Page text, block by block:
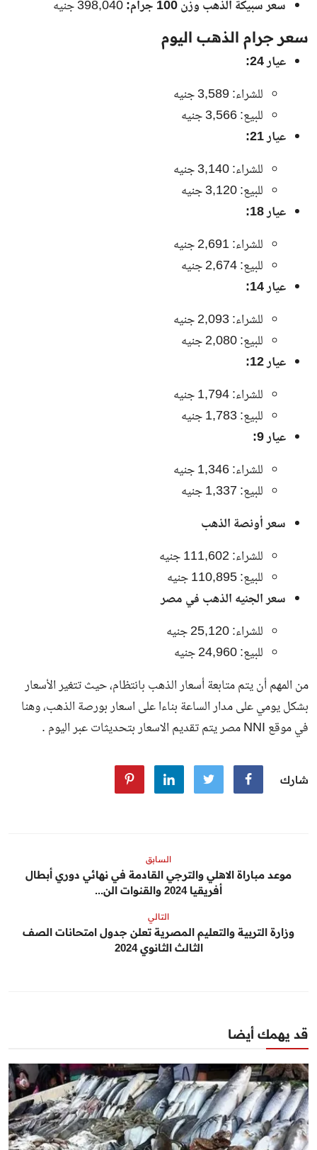
سعر سبيكة الذهب وزن 100 جرام:
سعر جرام الذهب اليوم
عيار 24:
للشراء: 3,589 جنيه
للبيع: 3,566 جنيه
عيار 21:
للشراء: 3,140 جنيه
للبيع: 3,120 جنيه
عيار 18:
للشراء: 2,691 جنيه
للبيع: 2,674 جنيه
عيار 14:
للشراء: 2,093 جنيه
للبيع: 2,080 جنيه
عيار 12:
للشراء: 1,794 جنيه
للبيع: 1,783 جنيه
عيار 9:
للشراء: 1,346 جنيه
للبيع: 1,337 جنيه
سعر أونصة الذهب
للشراء: 111,602 جنيه
للبيع: 110,895 جنيه
سعر الجنيه الذهب في مصر
للشراء: 25,120 جنيه
للبيع: 24,960 جنيه
من المهم أن يتم متابعة أسعار الذهب بانتظام، حيث تتغير الأسعار
بشكل يومي على مدار الساعة بناءا على اسعار بورصة الذهب، وهنا
في موقع NNI مصر يتم تقديم الاسعار بتحديثات عبر اليوم .
شارك
السابق
موعد مباراة الاهلي والترجي القادمة في نهائي دوري أبطال
أفريقيا 2024 والقنوات الن...
التالي
وزارة التربية والتعليم المصرية تعلن جدول امتحانات الصف
الثالث الثانوي 2024
قد يهمك أيضا